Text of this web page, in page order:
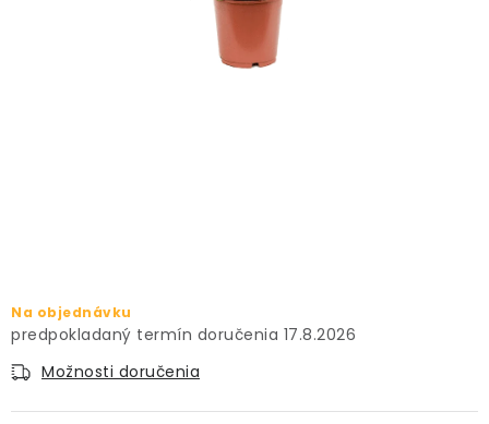
ZNAČKY
Obchodné podmienky
Na objednávku
17.8.2026
Možnosti doručenia